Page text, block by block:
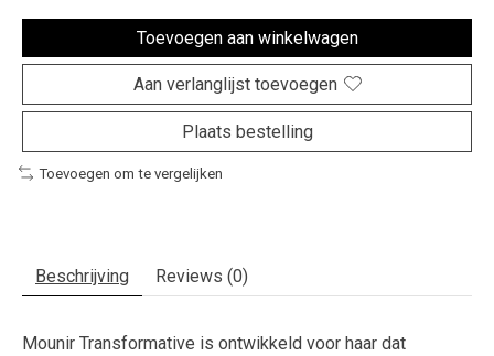
Toevoegen aan winkelwagen
Aan verlanglijst toevoegen
Plaats bestelling
Toevoegen om te vergelijken
Beschrijving Reviews (0)
Mounir Transformative is ontwikkeld voor haar dat